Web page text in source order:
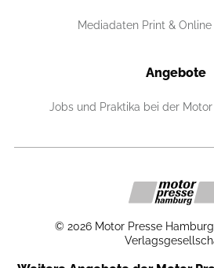
Mediadaten Print & Online
Angebote
Jobs und Praktika bei der
© 2026 Motor Presse